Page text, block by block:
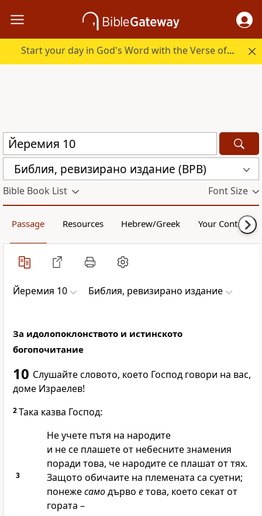
Start your day in God's Word with the Verse of the Day.
Библия, ревизирано издание (BPB)
Bible Book List Font Size
Passage Resources Hebrew/Greek Your Content
Йеремия 10 Библия, ревизирано издание
За идолопоклонството и истинското
богопочитание
10 Слушайте словото, което Господ говори на вас,
доме Израелев!
2Така казва Господ:
Не учете пътя на народите
и не се плашете от небесните знамения
поради това, че народите се плашат от тях.
3
Защото обичаите на племената са суетни;
понежесамодърво етова, което секат от
гората –